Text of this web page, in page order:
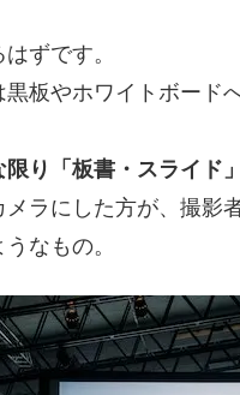
ずです。
板やホワイトボード
り「板書・スライド
メラにした方が、撮影
なもの。